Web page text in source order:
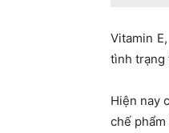
Vitamin
tình trạng
Hiện nay
chế